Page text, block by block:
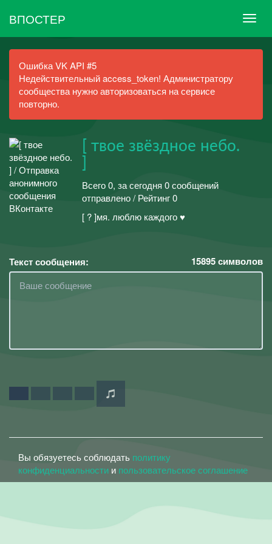
ВПОСТЕР
Ошибка VK API #5
Недействительный access_token! Администратору
сообщества нужно авторизоваться на сервисе
повторно.
ㅤㅤㅤㅤㅤㅤㅤㅤㅤㅤ[ твое звёздное небо.
Всего 0, за сегодня 0 сообщений
отправлено / Рейтинг 0
[ ? ]мя. люблю каждого ♥️
Текст сообщения: 15895символов
Вы обязуетесь соблюдать политику
конфиденциальности и пользовательское соглашение